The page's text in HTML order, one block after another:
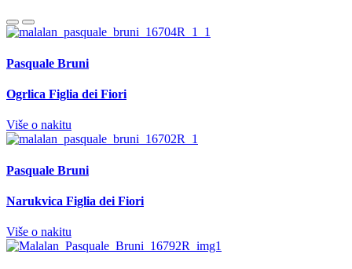
Pasquale Bruni
Ogrlica Figlia dei Fiori
Više o nakitu
Pasquale Bruni
Narukvica Figlia dei Fiori
Više o nakitu